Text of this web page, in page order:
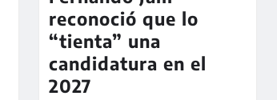
reconoció que lo
“tienta” una
candidatura en el
2027